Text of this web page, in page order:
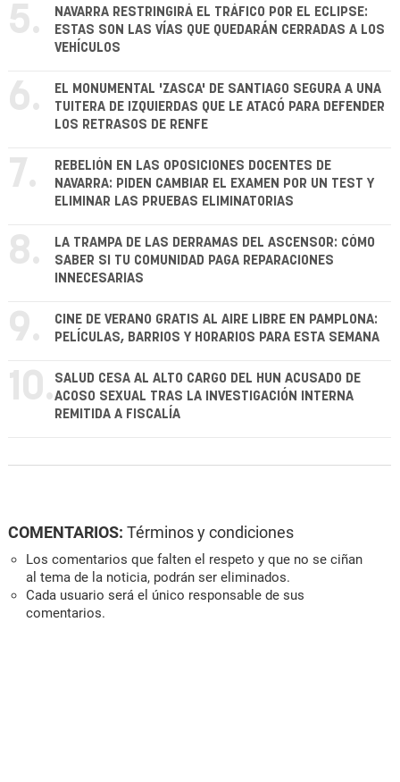
5.
NAVARRA RESTRINGIRÁ EL TRÁFICO POR EL ECLIPSE:
ESTAS SON LAS VÍAS QUE QUEDARÁN CERRADAS A LOS
VEHÍCULOS
6.
EL MONUMENTAL 'ZASCA' DE SANTIAGO SEGURA A UNA
TUITERA DE IZQUIERDAS QUE LE ATACÓ PARA DEFENDER
LOS RETRASOS DE RENFE
7.
REBELIÓN EN LAS OPOSICIONES DOCENTES DE
NAVARRA: PIDEN CAMBIAR EL EXAMEN POR UN TEST Y
ELIMINAR LAS PRUEBAS ELIMINATORIAS
8.
LA TRAMPA DE LAS DERRAMAS DEL ASCENSOR: CÓMO
SABER SI TU COMUNIDAD PAGA REPARACIONES
INNECESARIAS
9.
CINE DE VERANO GRATIS AL AIRE LIBRE EN PAMPLONA:
PELÍCULAS, BARRIOS Y HORARIOS PARA ESTA SEMANA
10. SALUD CESA AL ALTO CARGO DEL HUN ACUSADO DE
ACOSO SEXUAL TRAS LA INVESTIGACIÓN INTERNA
REMITIDA A FISCALÍA
COMENTARIOS: Términos y condiciones
Los comentarios que falten el respeto y que no se ciñan
al tema de la noticia, podrán ser eliminados.
Cada usuario será el único responsable de sus
comentarios.